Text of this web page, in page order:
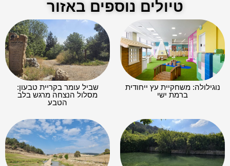
טיולים נוספים באזור
נוגילולה: משחקיית עץ ייחודית
ברמת ישי
שביל עומר בקריית טבעון:
מסלול הנצחה מרגש בלב
הטבע